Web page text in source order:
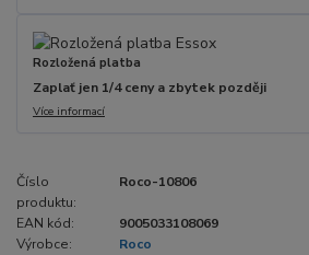
Rozložená platba
Zaplať jen 1/4 ceny a zbytek později
Více informací
Číslo
produktu:
Roco-10806
EAN kód:
9005033108069
Výrobce:
Roco